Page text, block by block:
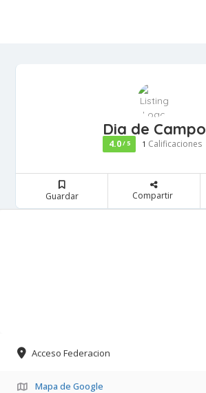
Dia de Campo
4.0/ 5 1 Calificaciones
Guardar Compartir
Acceso Federacion
Mapa de Google